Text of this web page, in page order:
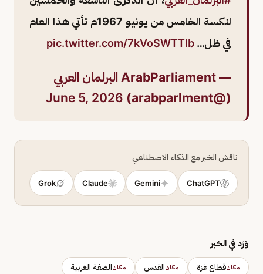
لنكسة الخامس من يونيو 1967م تأتي هذا العام
في ظل… pic.twitter.com/7kVoSWTTIb
— ArabParliament البرلمان العربي
(@arabparlment)
June 5, 2026
ناقش الخبر مع الذكاء الاصطناعي
ChatGPT
Gemini
Claude
Grok
وَرَد في الخبر
مكانقطاع غزة مكانالقدس مكانالضفة الغربية